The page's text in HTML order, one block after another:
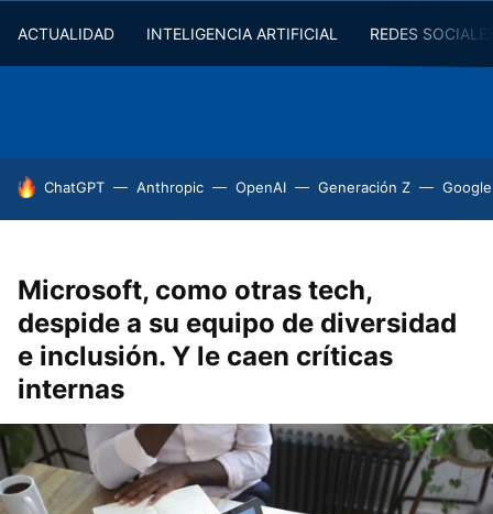
ACTUALIDAD INTELIGENCIA ARTIFICIAL REDES
HOY SE HABLA DE
ChatGPT Anthropic OpenAI Generación Z
Microsoft, como otras tech,
despide a su equipo de diversidad
e inclusión. Y le caen críticas
internas